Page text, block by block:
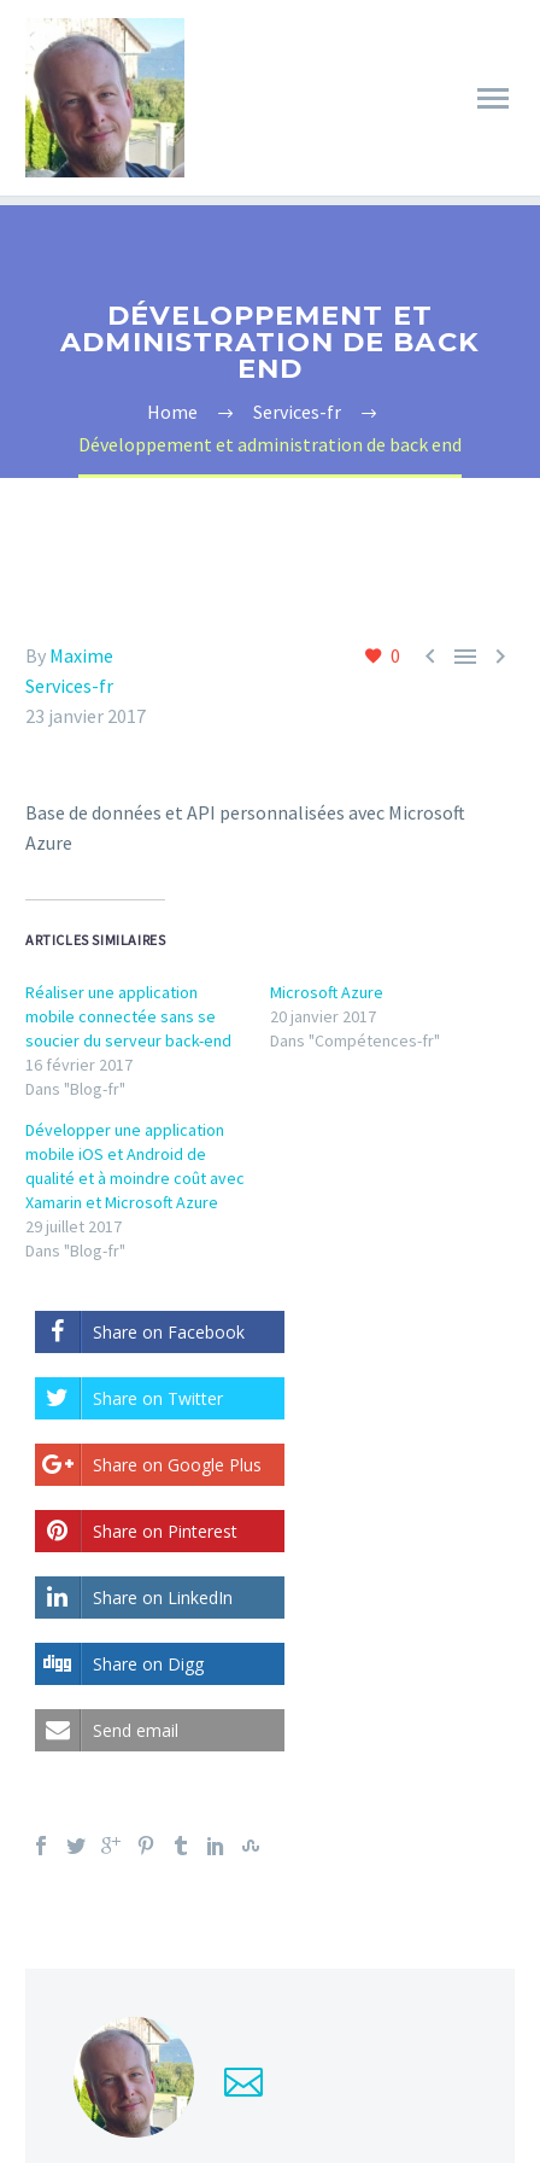
DÉVELOPPEMENT ET
ADMINISTRATION DE BACK
END
Home
Services-fr
Développement et administration de back end
0   
By Maxime
Services-fr
23 janvier 2017
Base de données et API personnalisées avec Microsoft
Azure
ARTICLES SIMILAIRES
Réaliser une application
mobile connectée sans se
soucier du serveur back-end
16 février 2017
Dans "Blog-fr"
Microsoft Azure
20 janvier 2017
Dans "Compétences-fr"
Développer une application
mobile iOS et Android de
qualité et à moindre coût avec
Xamarin et Microsoft Azure
29 juillet 2017
Dans "Blog-fr"
Share on Facebook
Share on Twitter
Share on Google Plus
Share on Pinterest
Share on LinkedIn
Share on Digg
Send email